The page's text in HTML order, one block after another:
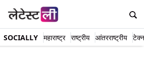
SOCIALLY महाराष्ट्र राष्ट्रीय आंतरराष्ट्रीय